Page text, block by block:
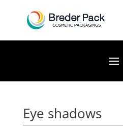
Eye shadows